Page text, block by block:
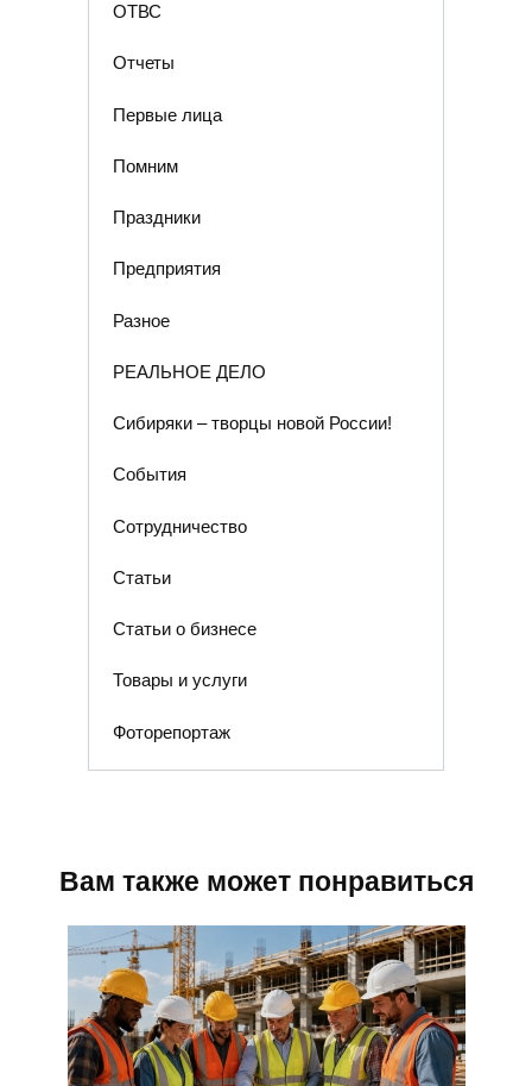
ОТВС
Отчеты
Первые лица
Помним
Праздники
Предприятия
Разное
РЕАЛЬНОЕ ДЕЛО
Сибиряки – творцы новой России!
События
Сотрудничество
Статьи
Статьи о бизнесе
Товары и услуги
Фоторепортаж
Вам также может понравиться